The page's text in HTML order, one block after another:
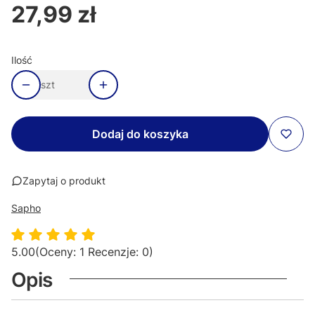
Cena
27,99 zł
Ilość
szt
Dodaj do koszyka
Zapytaj o produkt
Sapho
5.00(Oceny: 1 Recenzje: 0)
Opis